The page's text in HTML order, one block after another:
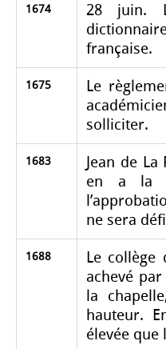
1674
28 juin.
française.
1675
Le
solliciter.
1683
Jean de
en a la
ne sera
1688
Le collège
achevé
la
hauteur.
élevée que